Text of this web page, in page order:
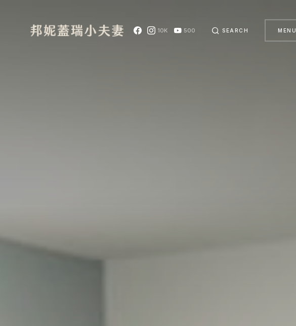
10K 500 SEARCH MENU